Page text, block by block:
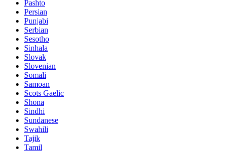
Pashto
Persian
Punjabi
Serbian
Sesotho
Sinhala
Slovak
Slovenian
Somali
Samoan
Scots Gaelic
Shona
Sindhi
Sundanese
Swahili
Tajik
Tamil